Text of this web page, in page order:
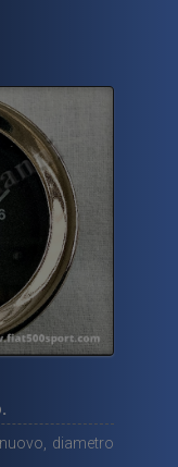
diametro